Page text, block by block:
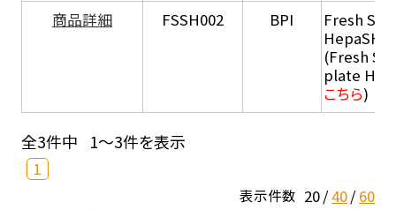
商品詳細
FSSH002 BPI
Fresh
HepaSH®
(Fresh
plate
こちら)
全3件中 1～3件を表示
1
表示件数 20 40 60